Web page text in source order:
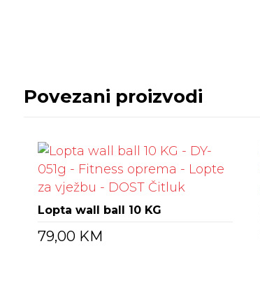
Povezani proizvodi
Lopta wall ball 10 KG
79,00 KM